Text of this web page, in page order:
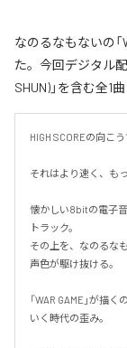
なのるなもないの「
た。今回デジタル
SHUN)」を含む全1
HIGH SCOREの向こ
それはより速く、も
懐かしい8bitの電子
トラック。
その上を、なのるな
声色が駆け抜ける。
「WAR GAME」が描
いく時代の歪み。